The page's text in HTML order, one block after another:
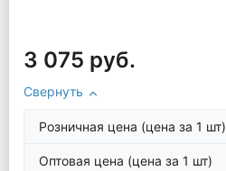
3 075 руб.
Свернуть
Розничная цена (цена за 1 шт)
Оптовая цена (цена за 1 шт)